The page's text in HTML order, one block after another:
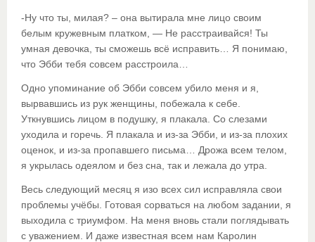
-Ну что ты, милая? – она вытирала мне лицо своим
белым кружевным платком, — Не расстраивайся! Ты
умная девочка, ты сможешь всё исправить… Я понимаю,
что Эбби тебя совсем расстроила…
Одно упоминание об Эбби совсем убило меня и я,
вырвавшись из рук женщины, побежала к себе.
Уткнувшись лицом в подушку, я плакала. Со слезами
уходила и горечь. Я плакала и из-за Эбби, и из-за плохих
оценок, и из-за пропавшего письма… Дрожа всем телом,
я укрылась одеялом и без сна, так и лежала до утра.
Весь следующий месяц я изо всех сил исправляла свои
проблемы учёбы. Готовая сорваться на любом задании, я
выходила с триумфом. На меня вновь стали поглядывать
с уважением. И даже известная всем нам Каролин